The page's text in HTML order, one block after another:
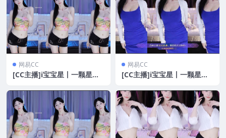
网易CC
[CC主播]i宝宝星丨一颗星星
网易CC
[CC主播]i宝宝星丨一颗星星
无水印）[36V/12.3G]